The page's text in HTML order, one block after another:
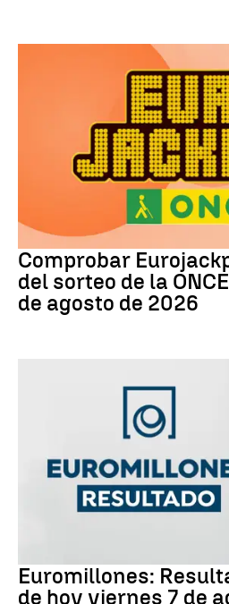
Eurojackpot
Comprobar
del sorteo de la
de agosto de 2026
Euromillones:
de hoy viernes 7 de